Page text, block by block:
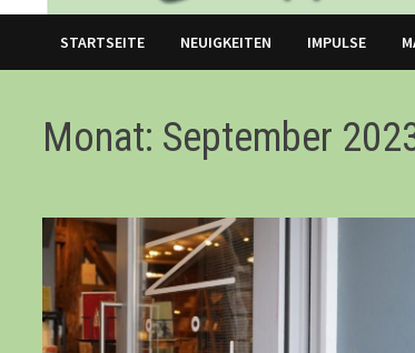
STARTSEITE NEUIGKEITEN IMPULSE
Monat: September